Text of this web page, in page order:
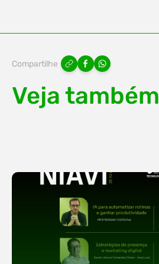
Compartilhe
Veja também